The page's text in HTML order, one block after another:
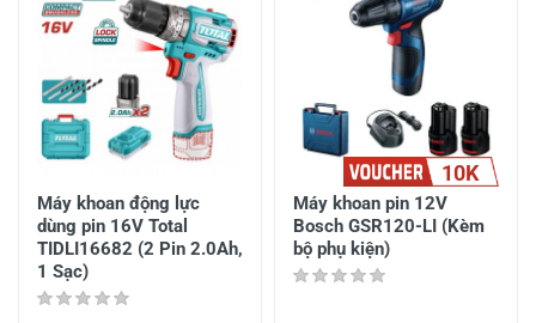
Máy khoan động lực
dùng pin 16V Total
TIDLI16682 (2 Pin 2.0Ah,
1 Sạc)
10K
Máy khoan pin 12V
Bosch GSR120-LI (Kèm
bộ phụ kiện)